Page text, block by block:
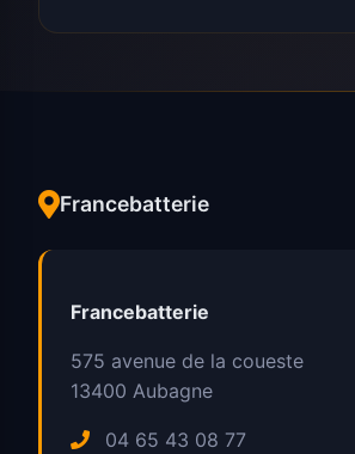
Francebatterie
Francebatterie
575 avenue de la coueste
13400 Aubagne
04 65 43 08 77